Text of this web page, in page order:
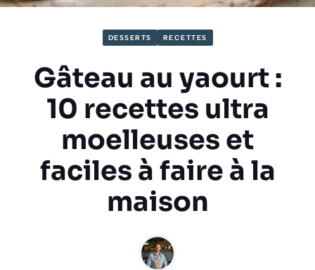
DESSERTS RECETTES
Gâteau au yaourt :
10 recettes ultra
moelleuses et
faciles à faire à la
maison